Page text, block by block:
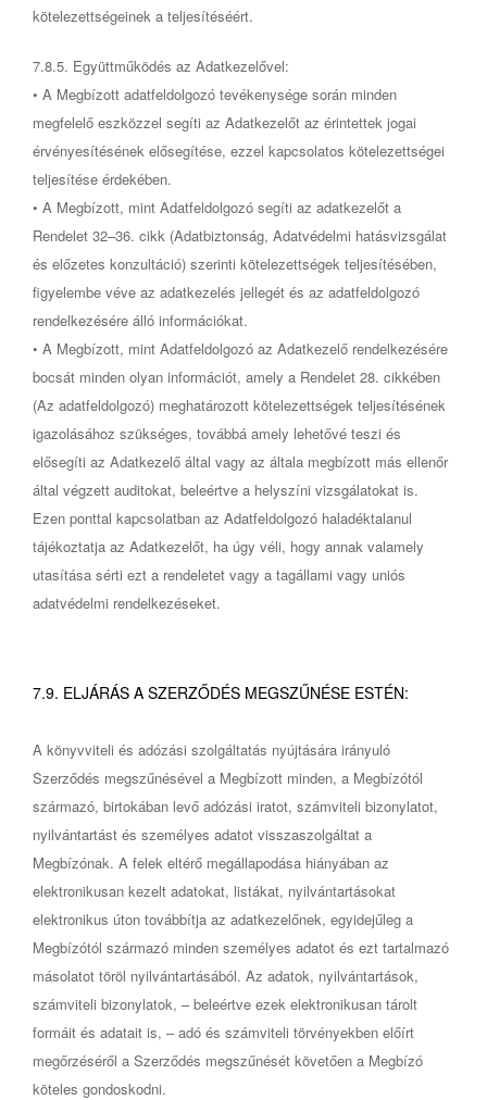
kötelezettségeinek a teljesítéséért.
7.8.5. Együttműködés az Adatkezelővel:
• A Megbízott adatfeldolgozó tevékenysége során minden
megfelelő eszközzel segíti az Adatkezelőt az érintettek jogai
érvényesítésének elősegítése, ezzel kapcsolatos kötelezettségei
teljesítése érdekében.
• A Megbízott, mint Adatfeldolgozó segíti az adatkezelőt a
Rendelet 32–36. cikk (Adatbiztonság, Adatvédelmi hatásvizsgálat
és előzetes konzultáció) szerinti kötelezettségek teljesítésében,
figyelembe véve az adatkezelés jellegét és az adatfeldolgozó
rendelkezésére álló információkat.
• A Megbízott, mint Adatfeldolgozó az Adatkezelő rendelkezésére
bocsát minden olyan információt, amely a Rendelet 28. cikkében
(Az adatfeldolgozó) meghatározott kötelezettségek teljesítésének
igazolásához szükséges, továbbá amely lehetővé teszi és
elősegíti az Adatkezelő által vagy az általa megbízott más ellenőr
által végzett auditokat, beleértve a helyszíni vizsgálatokat is.
Ezen ponttal kapcsolatban az Adatfeldolgozó haladéktalanul
tájékoztatja az Adatkezelőt, ha úgy véli, hogy annak valamely
utasítása sérti ezt a rendeletet vagy a tagállami vagy uniós
adatvédelmi rendelkezéseket.
7.9. ELJÁRÁS A SZERZŐDÉS MEGSZŰNÉSE ESTÉN:
A könyvviteli és adózási szolgáltatás nyújtására irányuló
Szerződés megszűnésével a Megbízott minden, a Megbízótól
származó, birtokában levő adózási iratot, számviteli bizonylatot,
nyilvántartást és személyes adatot visszaszolgáltat a
Megbízónak. A felek eltérő megállapodása hiányában az
elektronikusan kezelt adatokat, listákat, nyilvántartásokat
elektronikus úton továbbítja az adatkezelőnek, egyidejűleg a
Megbízótól származó minden személyes adatot és ezt tartalmazó
másolatot töröl nyilvántartásából. Az adatok, nyilvántartások,
számviteli bizonylatok, – beleértve ezek elektronikusan tárolt
formáit és adatait is, – adó és számviteli törvényekben előírt
megőrzéséről a Szerződés megszűnését követően a Megbízó
köteles gondoskodni.